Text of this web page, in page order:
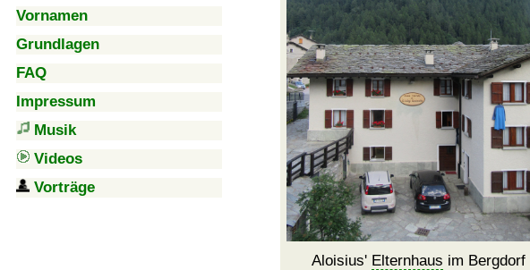
Vornamen
Grundlagen
FAQ
Impressum
Musik
Videos
Vorträge
Aloisius' Elternhaus im Bergdorf